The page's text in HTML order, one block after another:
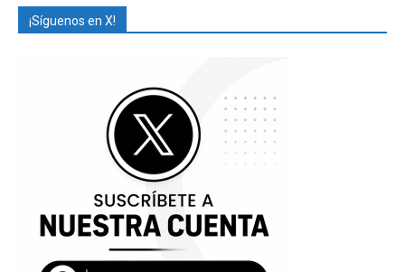
¡Síguenos en X!